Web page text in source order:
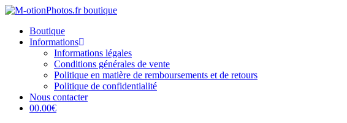
Skip
contentBoutique
Informations
Informations légales
Conditions générales de vente
Politique en matière de remboursements et de retours
Politique de confidentialité
Nous contacter
00.00€